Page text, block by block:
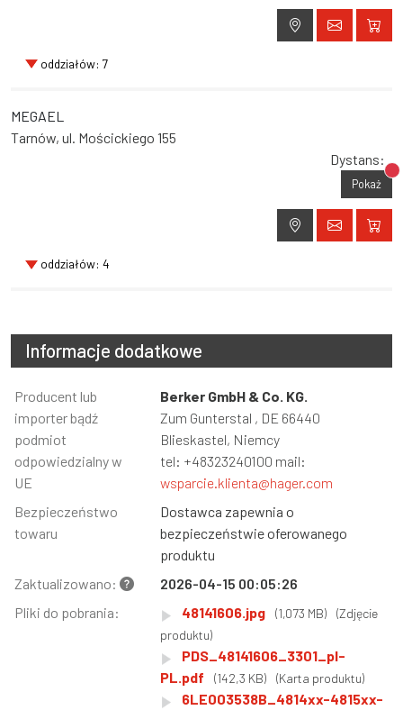
oddziałów: 7
MEGAEL
Tarnów, ul. Mościckiego 155
Dystans:
Pokaż
oddziałów: 4
Informacje dodatkowe
Informacja
Wartość
Producent lub
importer bądź
podmiot
odpowiedzialny w
UE
Berker GmbH & Co. KG.
Zum Gunterstal , DE 66440
Blieskastel, Niemcy
tel: +48323240100 mail:
wsparcie.klienta@hager.com
Bezpieczeństwo
towaru
Dostawca zapewnia o
bezpieczeństwie oferowanego
produktu
Zaktualizowano:
2026-04-15 00:05:26
Pliki do pobrania:
48141606.jpg (1,073 MB)
(Zdjęcie
produktu)
PDS_48141606_3301_pl-
PL.pdf
(142,3 KB) (Karta produktu)
6LE003538B_4814xx-4815xx-